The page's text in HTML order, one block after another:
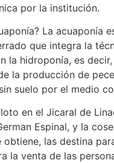
por la institución.
La acuaponía
que integra la
la hidroponía, es decir,
la producción de
suelo por el medio
en el Jicaral de
Espinal, y la
obtiene, las destina
la venta de las